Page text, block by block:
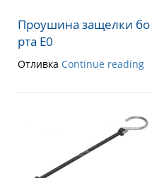
Проушина защелки бо
рта E0
Отливка Continue reading